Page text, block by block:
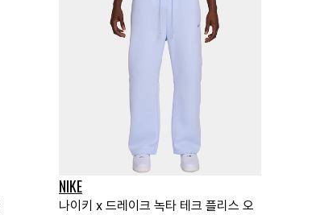
NIKE
나이키 x 드레이크 녹타 테크 플리스 오